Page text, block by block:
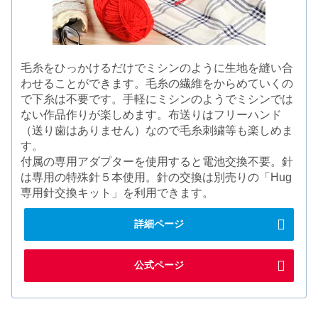
毛糸をひっかけるだけでミシンのように生地を縫い合
わせることができます。毛糸の繊維をからめていくの
で下糸は不要です。手軽にミシンのようでミシンでは
ない作品作りが楽しめます。布送りはフリーハンド
（送り歯はありません）なので毛糸刺繍等も楽しめま
す。
付属の専用アダプターを使用すると電池交換不要。針
は専用の特殊針５本使用。針の交換は別売りの「Hug
専用針交換キット」を利用できます。
詳細ページ
公式ページ